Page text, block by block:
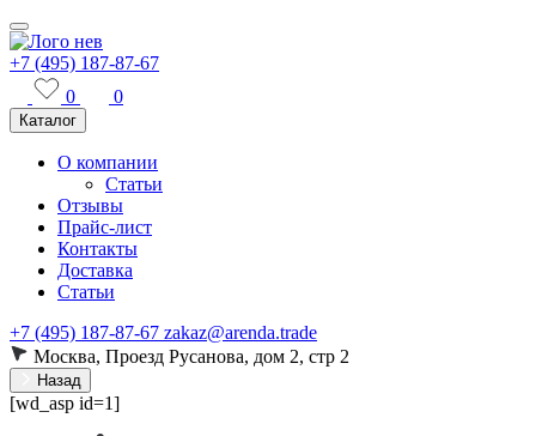
+7 (495) 187-87-67
0
0
Каталог
О компании
Статьи
Отзывы
Прайс-лист
Контакты
Доставка
Статьи
+7 (495) 187-87-67 zakaz@arenda.trade
Москва, Проезд Русанова, дом 2, стр 2
Назад
[wd_asp id=1]